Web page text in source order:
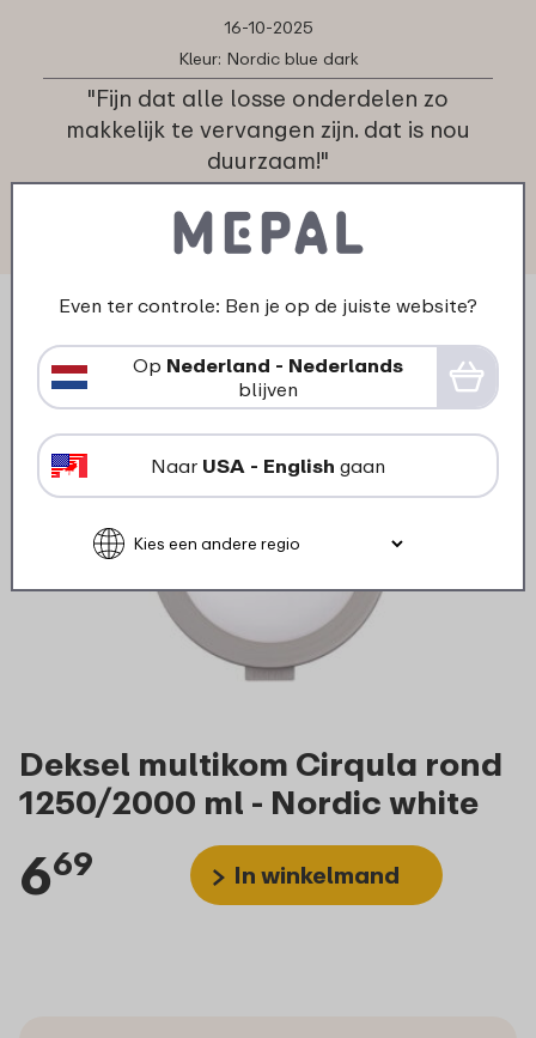
16-10-2025
Kleur: Nordic blue dark
"Fijn dat alle losse onderdelen zo
makkelijk te vervangen zijn. dat is nou
duurzaam!"
klant van Mepal
Deksel multikom Cirqula rond
1250/2000 ml - Nordic white
669 In winkelmand
Even ter controle: Ben je op de juiste website?
Op Nederland - Nederlands
blijven
Naar USA - English gaan